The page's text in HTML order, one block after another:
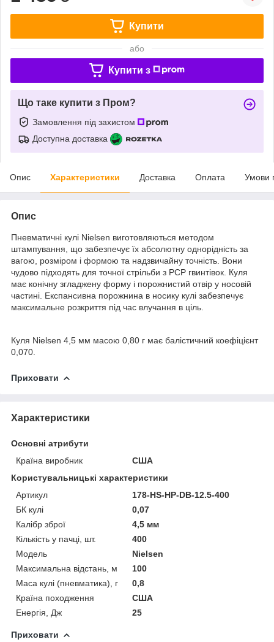
Купити
або
Купити з
Що таке купити з Пром?
Замовлення під захистом
Доступна доставка
Опис Характеристики Доставка Оплата Умови
Опис
Пневматичні кулі Nielsen виготовляються методом
штампування, що забезпечує їх абсолютну однорідність за
вагою, розміром і формою та надзвичайну точність. Вони
чудово підходять для точної стрільби з PCP гвинтівок. Куля
має конічну згладжену форму і порожнистий отвір у носовій
частині. Експансивна порожнина в носику кулі забезпечує
максимальне розкриття під час влучання в ціль.
Куля Nielsen 4,5 мм масою 0,80 г має балістичний коефіцієнт
0,070.
Приховати
Характеристики
Основні атрибути
Країна виробник
США
Користувальницькі характеристики
Артикул
178-HS-HP-DB-12.5-400
БК кулі
0,07
Калібр зброї
4,5 мм
Кількість у пачці, шт.
400
Мoдель
Nielsen
Максимальна відстань, м
100
Маса кулі (пневматика), г
0,8
Країна походження
США
Енергія, Дж
25
Приховати